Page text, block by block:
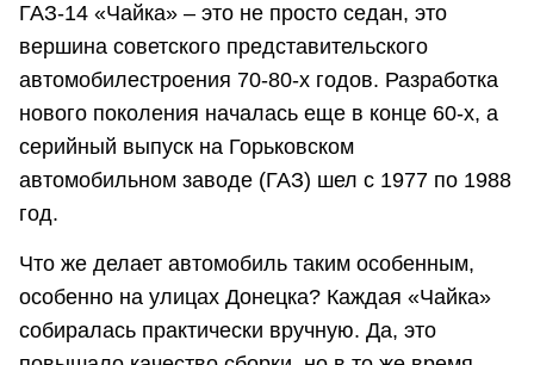
ГАЗ-14 «Чайка» – это не просто седан, это
вершина советского представительского
автомобилестроения 70-80-х годов. Разработка
нового поколения началась еще в конце 60-х, а
серийный выпуск на Горьковском
автомобильном заводе (ГАЗ) шел с 1977 по 1988
год.
Что же делает автомобиль таким особенным,
особенно на улицах Донецка? Каждая «Чайка»
собиралась практически вручную. Да, это